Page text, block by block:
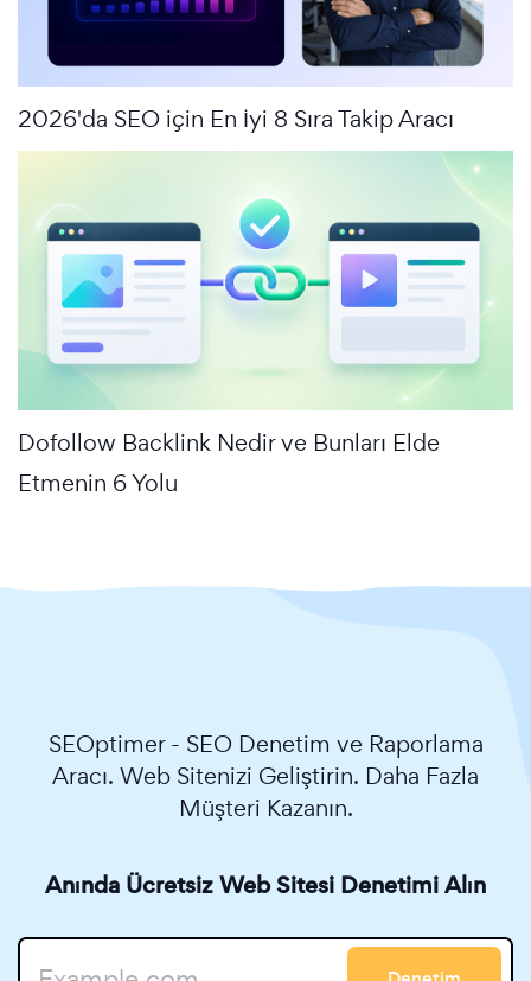
2026'da SEO için En İyi 8 Sıra Takip Aracı
Dofollow Backlink Nedir ve Bunları Elde
Etmenin 6 Yolu
SEOptimer - SEO Denetim ve Raporlama
Aracı. Web Sitenizi Geliştirin. Daha Fazla
Müşteri Kazanın.
Anında Ücretsiz Web Sitesi Denetimi Alın